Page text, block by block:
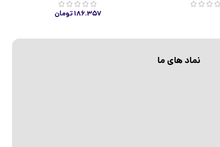
۱۸۶.۳۵۷تومان
نماد های ما